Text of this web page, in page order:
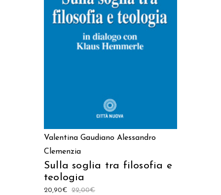
Valentina Gaudiano Alessandro
Clemenzia
Sulla soglia tra filosofia e
teologia
22,00€
20,90€